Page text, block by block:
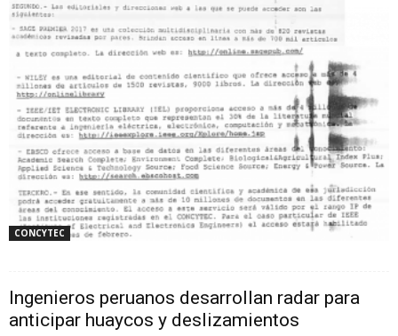
CONCYTEC
Ingenieros peruanos desarrollan radar para
anticipar huaycos y deslizamientos